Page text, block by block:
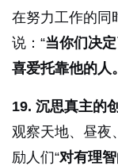
在努力工作的同
说：“当你们决
喜爱托靠他的人。
19. 沉思真主的
观察天地、昼夜
励人们“对有理